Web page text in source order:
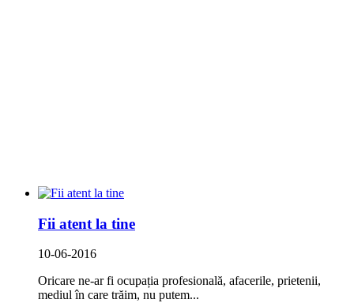
Fii atent la tine
10-06-2016
Oricare ne-ar fi ocupația profesională, afacerile, prietenii,
mediul în care trăim, nu putem...